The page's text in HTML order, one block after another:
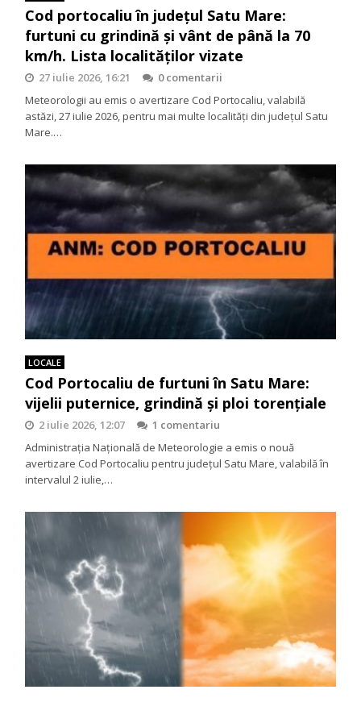
Cod portocaliu în județul Satu Mare:
furtuni cu grindină și vânt de până la 70
km/h. Lista localităților vizate
27 iulie 2026, 16:21
0 comentarii
Meteorologii au emis o avertizare Cod Portocaliu, valabilă
astăzi, 27 iulie 2026, pentru mai multe localități din județul Satu
Mare.…
LOCALE
Cod Portocaliu de furtuni în Satu Mare:
vijelii puternice, grindină și ploi torențiale
2 iulie 2026, 12:07
1 comentariu
Administrația Națională de Meteorologie a emis o nouă
avertizare Cod Portocaliu pentru județul Satu Mare, valabilă în
intervalul 2 iulie,…